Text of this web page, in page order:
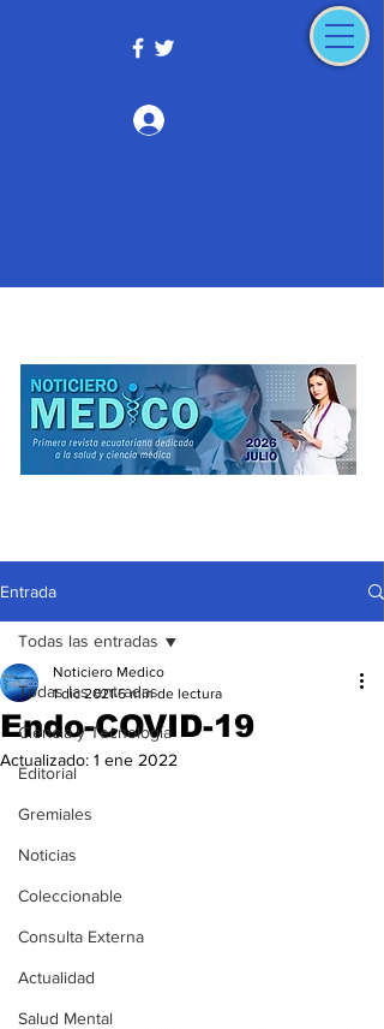
Entrada
Todas las entradas
Ciencia y Tecnología
Editorial
Gremiales
Noticias
Coleccionable
Consulta Externa
Actualidad
Salud Mental
Todas las entradas
Endo-COVID-19
Noticiero Medico
1 dic 2021 6 min de lectura
Actualizado: 1 ene 2022